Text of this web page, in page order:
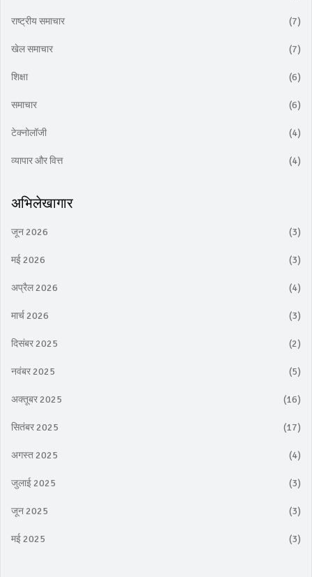
राष्ट्रीय समाचार (7)
खेल समाचार (7)
शिक्षा (6)
समाचार (6)
टेक्नोलॉजी (4)
व्यापार और वित्त (4)
अभिलेखागार
जून 2026 (3)
मई 2026 (3)
अप्रैल 2026 (4)
मार्च 2026 (3)
दिसंबर 2025 (2)
नवंबर 2025 (5)
अक्तूबर 2025 (16)
सितंबर 2025 (17)
अगस्त 2025 (4)
जुलाई 2025 (3)
जून 2025 (3)
मई 2025 (3)